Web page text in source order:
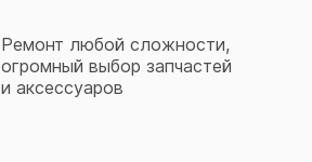
Ремонт любой сложности,
огромный выбор запчастей
и аксессуаров